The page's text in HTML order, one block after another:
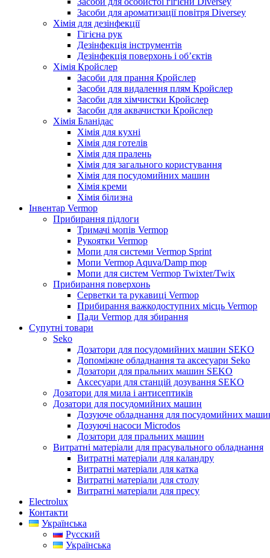
Засоби для ароматизації повітря Diversey
Хімія для дезінфекції
Гігієна рук
Дезінфекція інструментів
Дезінфекція поверхонь і об’єктів
Хімія Кройслер
Засоби для прання Кройслер
Засоби для видалення плям Кройслер
Засоби для хімчистки Кройслер
Засоби для аквачистки Кройслер
Хімія Бланідас
Хімія для кухні
Хімія для готелів
Хімія для пралень
Хімія для загального користування
Хімія для посудомийних машин
Хімія креми
Хімія білизна
Інвентар Vermop
Прибирання підлоги
Тримачі мопів Vermop
Рукоятки Vermop
Мопи для системи Vermop Sprint
Мопи Vermop Aquva/Damp mop
Мопи для систем Vermop Twixter/Twix
Прибирання поверхонь
Серветки та рукавиці Vermop
Прибирання важкодоступних місць Vermop
Пади Vermop для збирання
Супутні товари
Seko
Дозатори для посудомийних машин SEKO
Допоміжне обладнання та аксесуари Seko
Дозатори для пральних машин SEKO
Аксесуари для станцій дозування SEKO
Дозатори для мила і антисептиків
Дозатори для посудомийних машин
Дозуюче обладнання для посудомийних
Дозуючі насоси Microdos
Дозатори для пральних машин
Витратні матеріали для прасувального обладнання
Витратні матеріали для каландру
Витратні матеріали для катка
Витратні матеріали для столу
Витратні матеріали для пресу
Electrolux
Контакти
Українська
Русский
Українська